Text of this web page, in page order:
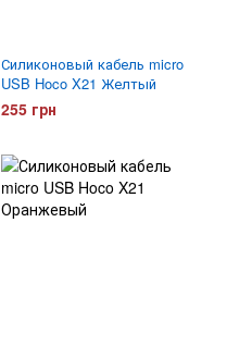
Силиконовый кабель micro
USB Hoco X21 Желтый
255 грн